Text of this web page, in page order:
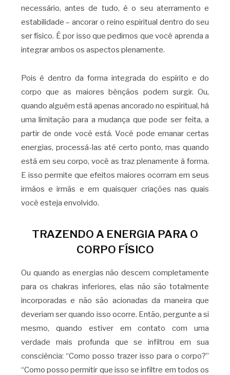
necessário, antes de tudo, é o seu aterramento e
estabilidade – ancorar o reino espiritual dentro do seu
ser físico. É por isso que pedimos que você aprenda a
integrar ambos os aspectos plenamente.
Pois é dentro da forma integrada do espírito e do
corpo que as maiores bênçãos podem surgir. Ou,
quando alguém está apenas ancorado no espiritual, há
uma limitação para a mudança que pode ser feita, a
partir de onde você está. Você pode emanar certas
energias, processá-las até certo ponto, mas quando
está em seu corpo, você as traz plenamente à forma.
E isso permite que efeitos maiores ocorram em seus
irmãos e irmãs e em quaisquer criações nas quais
você esteja envolvido.
TRAZENDO A ENERGIA PARA O
CORPO FÍSICO
Ou quando as energias não descem completamente
para os chakras inferiores, elas não são totalmente
incorporadas e não são acionadas da maneira que
deveriam ser quando isso ocorre. Então, pergunte a si
mesmo, quando estiver em contato com uma
verdade mais profunda que se infiltrou em sua
consciência: “Como posso trazer isso para o corpo?”
“Como posso permitir que isso se infiltre em todos os